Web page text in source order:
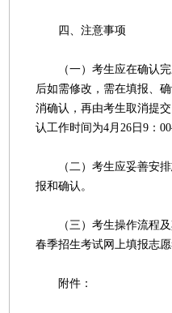
四、注意事项
（一）考生应在确认完
后如需修改，需在填报、
消确认，再由考生取消提
认工作时间为4月26日9：
（二）考生应妥善安排
报和确认。
（三）考生操作流程及
春季招生考试网上填报志愿
附件：